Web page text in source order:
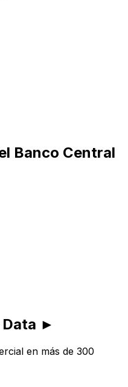
Banco Central
Data ►
en más de 300